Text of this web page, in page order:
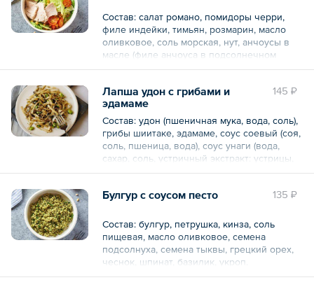
Состав: салат романо, помидоры черри,
филе индейки, тимьян, розмарин, масло
оливковое, соль морская, нут, анчоусы в
масле (филе анчоуса в подсолнечном
масле), чеснок, майонез (молоко
столовый, сахарный песок, соль), соус
войчестр (вода питьевая, уксус солодовый,
сахар, уксус винный, соевый соус (вода,
соевые бобы, пшеница, соль), соус чанти
из манго (сахар, манго, приправы, соль,
регулятор кислотности, уксусная кислота),
смородиновый сироп (глюкозно-
В порции / упаковке:
145 ₽
Лапша удон с грибами и
эдамаме
Состав: удон (пшеничная мука, вода, соль),
грибы шиитаке, эдамаме, соус соевый (соя,
соль, пшеница, вода), соус унаги (вода,
сахар, соль, устричный экстракт: устрицы,
вода, соль, модифицированный
краситель Е150а), масло оливковое, семена
В порции / упаковке:
Белки 11.25
135 ₽
Булгур с соусом песто
Состав: булгур, петрушка, кинза, соль
пищевая, масло оливковое, семена
подсолнуха, семена тыквы, грецкий орех,
чеснок, шпинат, базилик, укроп.